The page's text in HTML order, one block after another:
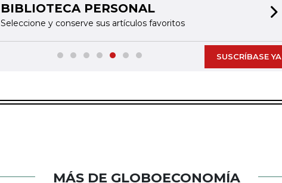
BIBLIOTECA PERSONAL
Seleccione y conserve sus artículos favoritos
SUSCRÍBASE YA
MÁS DE GLOBOECONOMÍA